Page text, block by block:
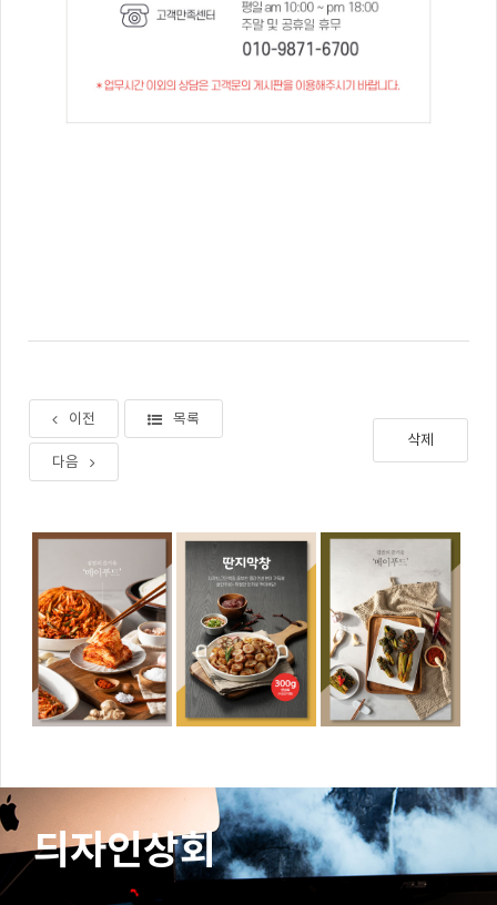
이전 목록
다음
삭제
듸자인상회